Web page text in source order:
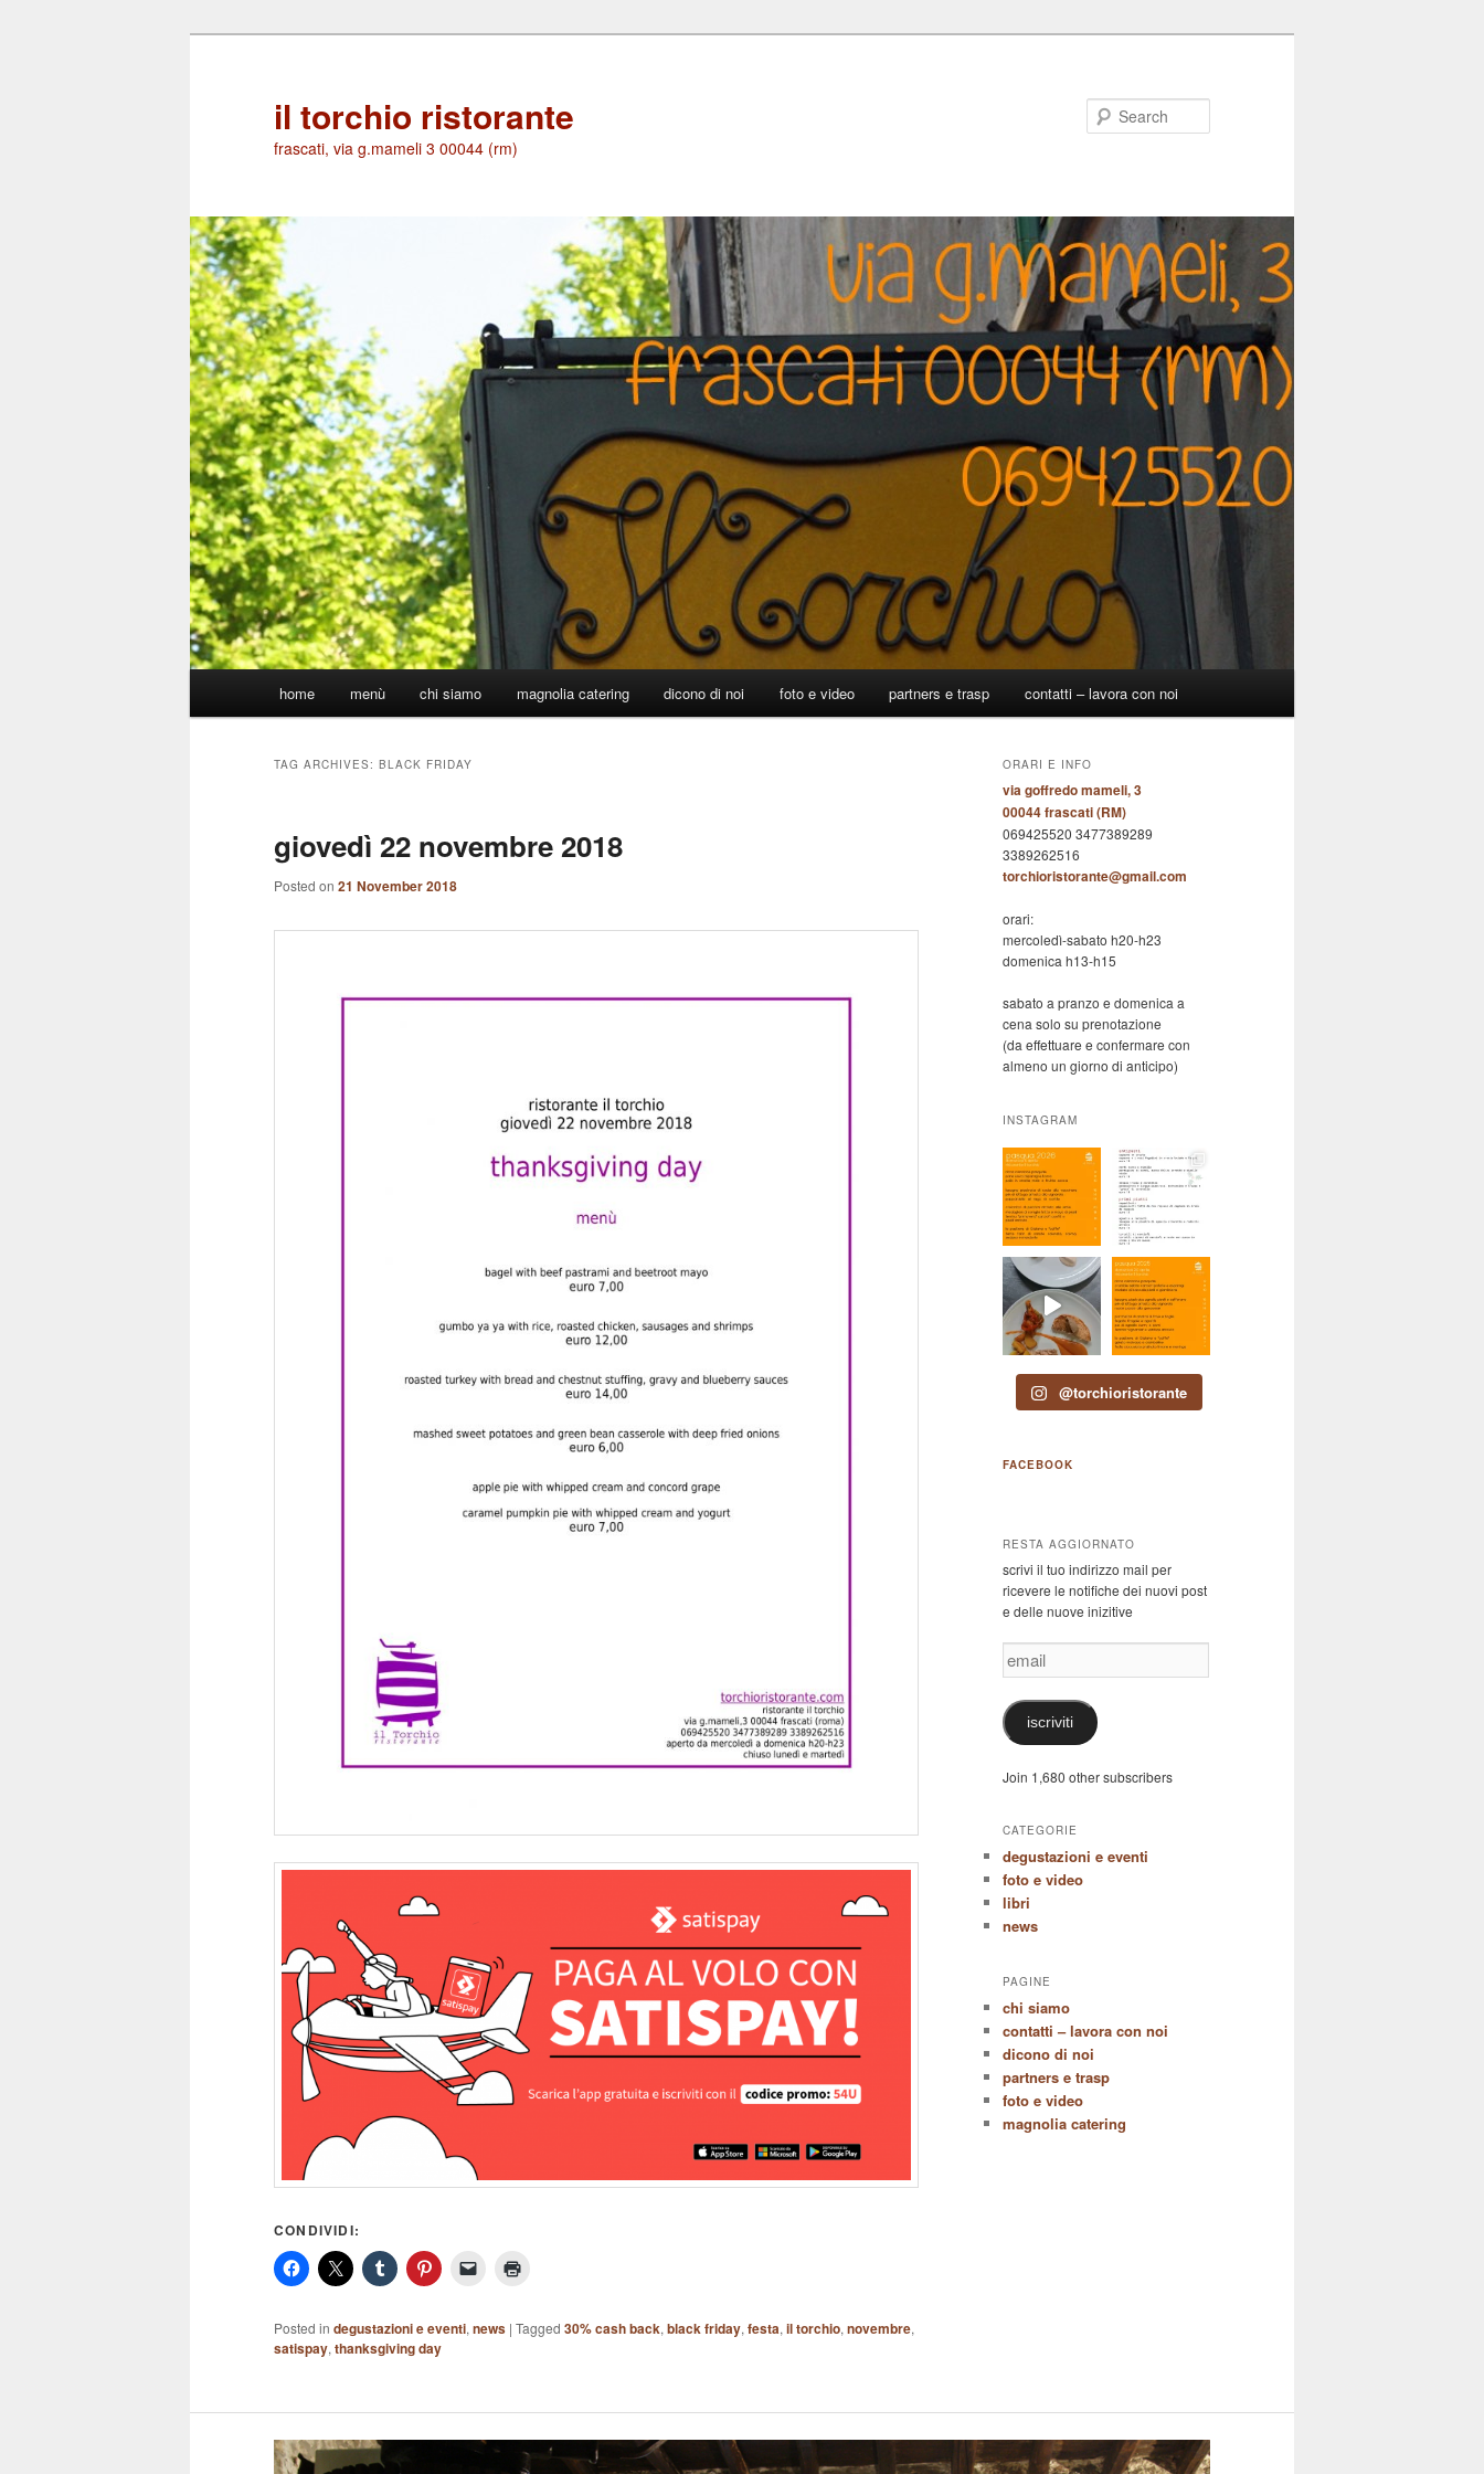
il torchio ristorante
frascati, via g.mameli 3 00044 (rm)
home menù chi siamo magnolia catering dicono di noi foto e video partners e trasp contatti – lavora con noi
TAG ARCHIVES: BLACK FRIDAY
giovedì 22 novembre 2018
Posted on 21 November 2018
CONDIVIDI:
Posted in degustazioni e eventi, news | Tagged 30% cash back, black friday, festa, il torchio, novembre,
satispay, thanksgiving day
ORARI E INFO
via goffredo mameli, 3
00044 frascati (RM)
069425520 3477389289
3389262516
torchioristorante@gmail.com
orari:
mercoledì-sabato h20-h23
domenica h13-h15
sabato a pranzo e domenica a
cena solo su prenotazione
(da effettuare e confermare con
almeno un giorno di anticipo)
INSTAGRAM
@torchioristorante
FACEBOOK
RESTA AGGIORNATO
scrivi il tuo indirizzo mail per
ricevere le notifiche dei nuovi post
e delle nuove inizitive
iscriviti
Join 1,680 other subscribers
CATEGORIE
degustazioni e eventi
foto e video
libri
news
PAGINE
chi siamo
contatti – lavora con noi
dicono di noi
partners e trasp
foto e video
magnolia catering